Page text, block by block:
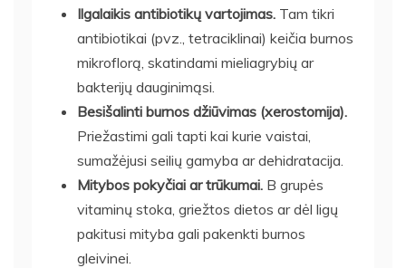
Ilgalaikis antibiotikų vartojimas. Tam tikri
antibiotikai (pvz., tetraciklinai) keičia burnos
mikroflorą, skatindami mieliagrybių ar
bakterijų dauginimąsi.
Besišalinti burnos džiūvimas (xerostomija).
Priežastimi gali tapti kai kurie vaistai,
sumažėjusi seilių gamyba ar dehidratacija.
Mitybos pokyčiai ar trūkumai. B grupės
vitaminų stoka, griežtos dietos ar dėl ligų
pakitusi mityba gali pakenkti burnos
gleivinei.